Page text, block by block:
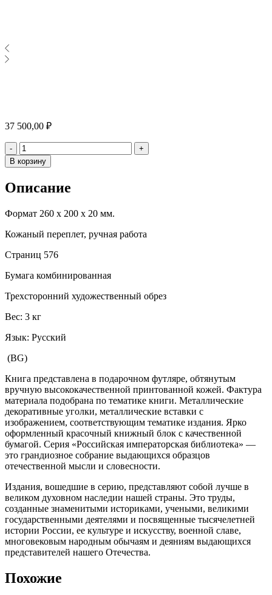
37 500,00 ₽
- Количество
+
В корзину
Описание
Формат 260 х 200 х 20 мм.
Кожаный переплет, ручная работа
Страниц 576
Бумага комбинированная
Трехсторонний художественный обрез
Вес: 3 кг
Язык: Русский
(BG)
Книга представлена в подарочном футляре, обтянутым
вручную высококачественной принтованной кожей. Фактура
материала подобрана по тематике книги. Металлические
декоративные уголки, металлические вставки с
изображением, соответствующим тематике издания. Ярко
оформленный красочный книжный блок с качественной
бумагой. Серия «Российская императорская библиотека» —
это грандиозное собрание выдающихся образцов
отечественной мысли и словесности.
Издания, вошедшие в серию, представляют собой лучше в
великом духовном наследии нашей страны. Это труды,
созданные знаменитыми историками, учеными, великими
государственными деятелями и посвященные тысячелетней
истории России, ее культуре и искусству, военной славе,
многовековым народным обычаям и деяниям выдающихся
представителей нашего Отечества.
Похожие